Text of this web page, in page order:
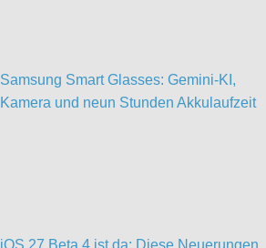
Samsung Smart Glasses: Gemini-KI,
Kamera und neun Stunden Akkulaufzeit
iOS 27 Beta 4 ist da: Diese Neuerungen